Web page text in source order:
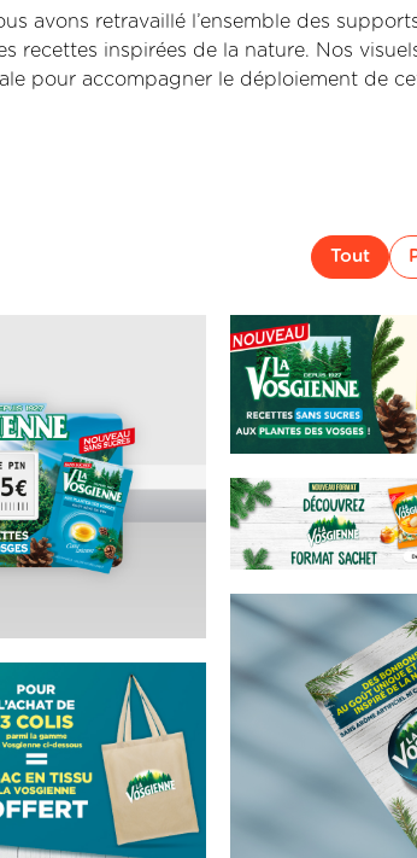
avons retravaillé l’ensemble des
recettes inspirées de la nature. Nos
pour accompagner le déploiement de
Tout